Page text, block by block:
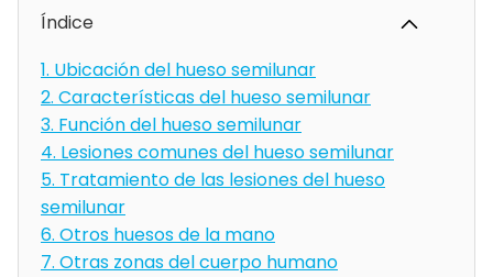
Índice
1. Ubicación del hueso semilunar
2. Características del hueso semilunar
3. Función del hueso semilunar
4. Lesiones comunes del hueso semilunar
5. Tratamiento de las lesiones del hueso
semilunar
6. Otros huesos de la mano
7. Otras zonas del cuerpo humano